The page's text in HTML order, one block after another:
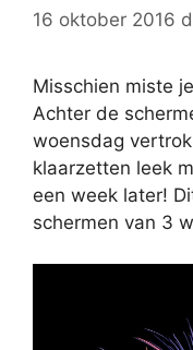
16 oktober 2016
Misschien miste
Achter de
woensdag
klaarzetten leek
een week later!
schermen van 3